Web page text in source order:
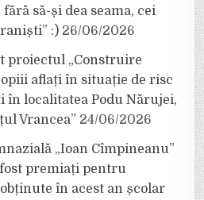
să-și dea seama, cei
:) 26/06/2026
proiectul „Construire
aflați în situație de risc
în localitatea Podu Nărujei,
Vrancea” 24/06/2026
„Ioan Cîmpineanu”
premiați pentru
în acest an școlar